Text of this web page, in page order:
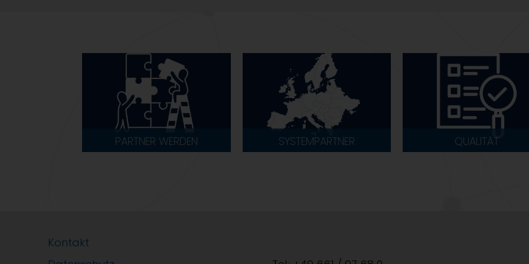
PARTNER WERDEN SYSTEMPARTNER QUALITÄT
Kontakt